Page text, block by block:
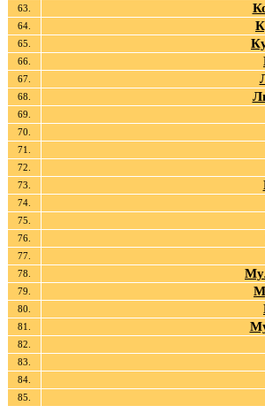
63.
64.
65.
66.
67.
68.
69.
70.
71.
72.
73.
74.
75.
76.
77.
78.
79.
80.
81.
82.
83.
84.
85.